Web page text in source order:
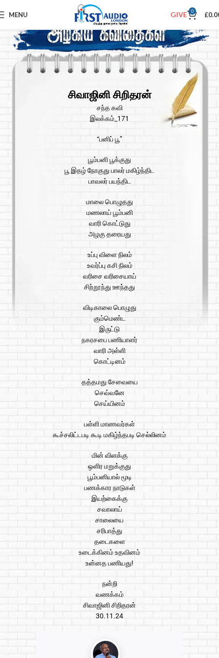
MENU GIVE 0 £
சிவாஜினி சிறிதரன்
சந்த கவி
இலக்கம்_171
“பனிப் பூ”
பூம்பனி பூக்குது
பூ இதழ் நோகுது பாலர் மகிழ்ந்திட
பாவலர் பயந்திட
மாலை பொழுதது
மணலாய் பூம்பனி
வாரி கொட்டுது
அழகு தரையது
உப்பு விளை நிலம்
உவர்ப்பு கசி நிலம்
வரிசை வரிசையாய்
சிற்றூந்து ஊந்தது
விடிகாலை பொழுது
கும்மெண்ட
இருட்டு
நகரசபை பணியாளர்
வாரி அள்ளி
கொட்டினம்
தத்தமது சேவையை
செவ்வனே
செய்யினம்
பள்ளி மாணவர்கள்
கூச்சலிட்டபடி கூடி மகிழ்ந்தபடி செல்லினம்
மின் விளக்கு
ஒளிர மறுக்குது
பூம்பனியால் மூடி
பணக்கார நாடுகள்
இயற்கைக்கு
சவாலாய்
சாலையை
சரிபாத்து
தடைகளை
உடைக்கினம் உதவினம்
உன்னத பணியது!
நன்றி
வணக்கம்
சிவாஜினி சிறிதரன்
30.11.24